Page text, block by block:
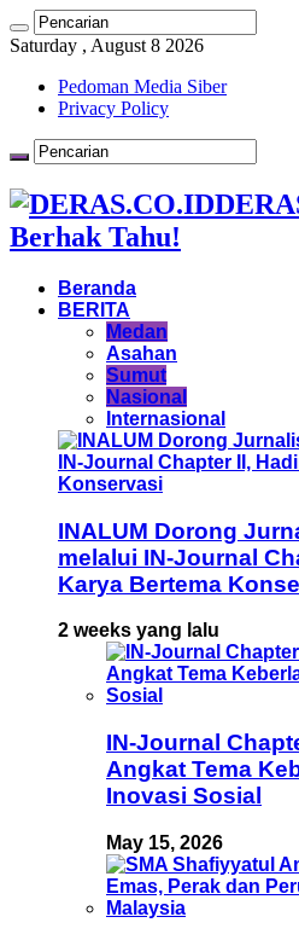
Saturday , August 8 2026
Pedoman Media Siber
Privacy Policy
Berhak Tahu!
Beranda
BERITA
Medan
Asahan
Sumut
Nasional
Internasional
INALUM Dorong
melalui IN-Journal
Karya Bertema
2 weeks yang lalu
IN-Journal
Angkat Tema
Inovasi Sosial
May 15, 2026